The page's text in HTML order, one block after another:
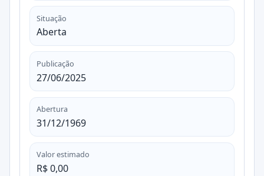
Situação
Aberta
Publicação
27/06/2025
Abertura
31/12/1969
Valor estimado
R$ 0,00